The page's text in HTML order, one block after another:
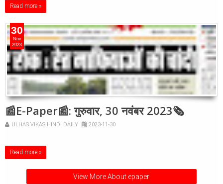
Read more »
30
Nov
2023
📰E-Paper📰: गुरुवार, 30 नवंबर 2023🗞
ULHAS VIKAS HINDI DAILY 2023-11-30
Read more »
View More About epaper